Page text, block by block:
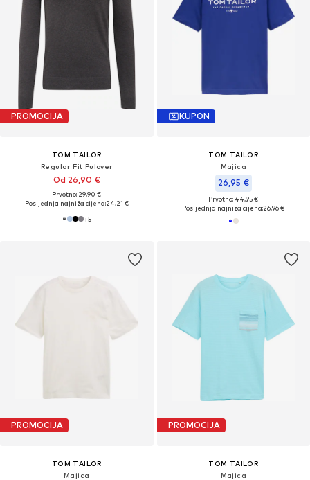
PROMOCIJA
TOM TAILOR
Regular Fit Pulover
Od 26,90 €
Prvotno: 29,90 €
Posljednja najniža cijena:24,21 €
+5
KUPON
TOM TAILOR
Majica
26,95 €
Prvotno: 44,95 €
Posljednja najniža cijena:26,96 €
PROMOCIJA
TOM TAILOR
Majica
PROMOCIJA
TOM TAILOR
Majica